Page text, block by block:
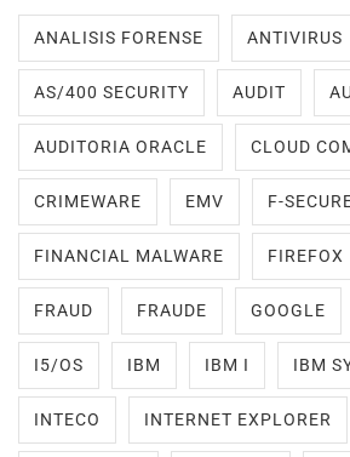
ANALISIS FORENSE ANTIVIRUS
AS/400 SECURITY AUDIT
AUDITORIA ORACLE CLOUD
CRIMEWARE EMV F-
FINANCIAL MALWARE FIREFOX
FRAUD FRAUDE GOOGLE
I5/OS IBM IBM I IBM
INTECO INTERNET EXPLORER